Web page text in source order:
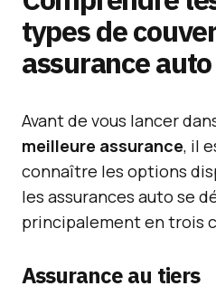
types de
assurance auto
Avant de vous lancer
meilleure assurance, il
connaître les options
les assurances auto se
principalement en trois
Assurance au tiers